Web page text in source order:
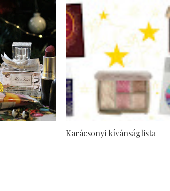
Karácsonyi kívánságlista